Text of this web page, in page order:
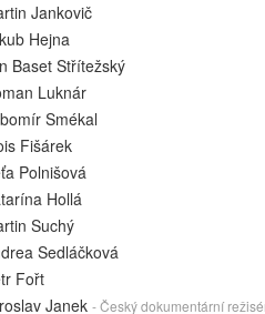
Jankovič
Hejna
Baset Střítežský
Luknár
Smékal
Fišárek
Polnišová
Hollá
Suchý
Sedláčková
Fořt
Janek - Český dokumentární